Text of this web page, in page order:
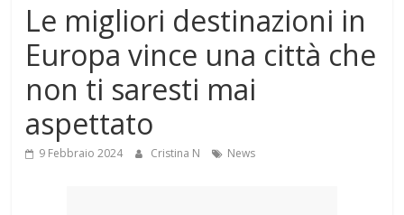
Le migliori destinazioni in
Europa vince una città che
non ti saresti mai
aspettato
9 Febbraio 2024 Cristina N News